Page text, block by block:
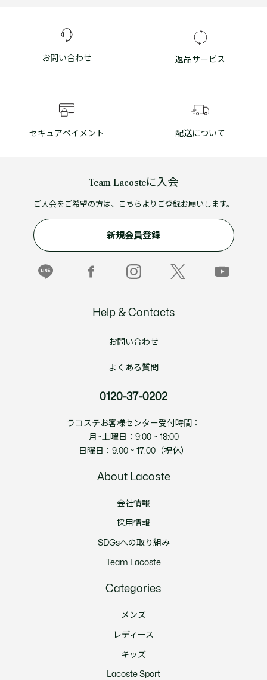
お問い合わせ 返品サービス
セキュアペイメント 配送について
Team Lacosteに入会
ご入会をご希望の方は、こちらよりご登録お願いします。
新規会員登録
Help & Contacts
お問い合わせ
よくある質問
0120-37-0202
ラコステお客様センター受付時間：
月~土曜日：9:00 ~ 18:00
日曜日：9:00 ~ 17:00（祝休）
About Lacoste
会社情報
採用情報
SDGsへの取り組み
Team Lacoste
Categories
メンズ
レディース
キッズ
Lacoste Sport